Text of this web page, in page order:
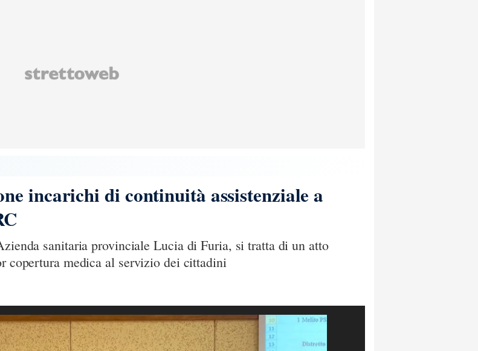
incarichi di continuità assistenziale a
sanitaria provinciale Lucia di Furia, si tratta di un atto
copertura medica al servizio dei cittadini